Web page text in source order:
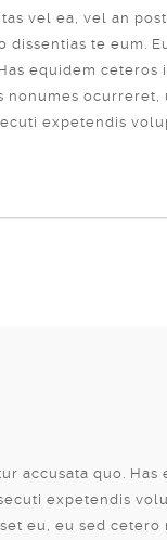
vel ea, vel an
dissentias te eum.
equidem ceteros
nonumes ocurreret,
expetendis
accusata quo. Has
expetendis
eu, eu sed cetero